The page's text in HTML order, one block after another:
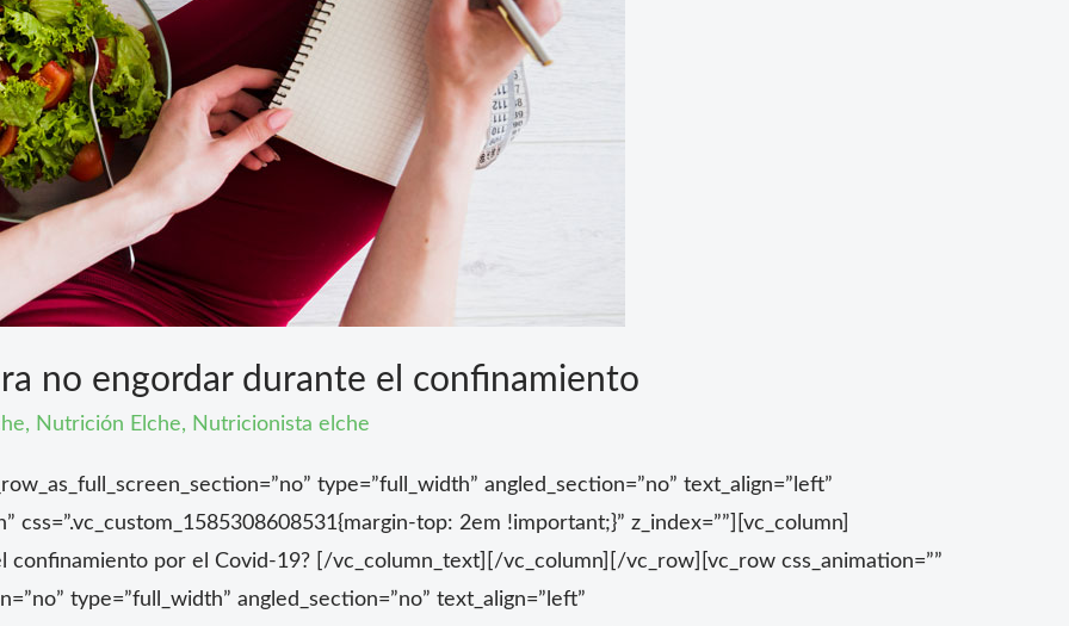
no engordar durante el confinamiento
, Nutrición Elche, Nutricionista elche
type=”full_width” angled_section=”no” text_align=”left”
css=”.vc_custom_1585308608531{margin-top: 2em !important;}” z_index=””][vc_column]
confinamiento por el Covid-19? [/vc_column_text][/vc_column][/vc_row][vc_row css_animation=””
type=”full_width” angled_section=”no” text_align=”left”